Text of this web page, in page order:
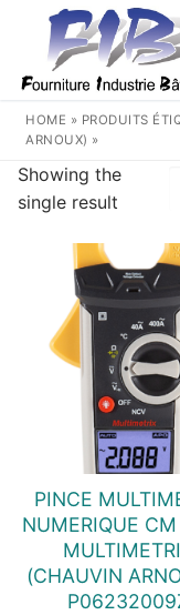
contenu
HOME » PRODUITS
ARNOUX) »
Showing the
single result
PINCE
NUMERIQUE
(CHAUVIN